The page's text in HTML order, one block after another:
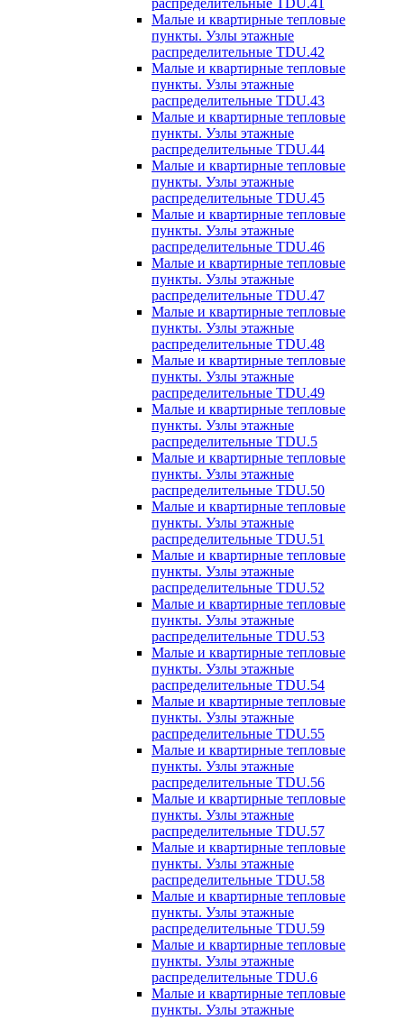
распределительные TDU.41
Малые и квартирные тепловые
пункты. Узлы этажные
распределительные TDU.42
Малые и квартирные тепловые
пункты. Узлы этажные
распределительные TDU.43
Малые и квартирные тепловые
пункты. Узлы этажные
распределительные TDU.44
Малые и квартирные тепловые
пункты. Узлы этажные
распределительные TDU.45
Малые и квартирные тепловые
пункты. Узлы этажные
распределительные TDU.46
Малые и квартирные тепловые
пункты. Узлы этажные
распределительные TDU.47
Малые и квартирные тепловые
пункты. Узлы этажные
распределительные TDU.48
Малые и квартирные тепловые
пункты. Узлы этажные
распределительные TDU.49
Малые и квартирные тепловые
пункты. Узлы этажные
распределительные TDU.5
Малые и квартирные тепловые
пункты. Узлы этажные
распределительные TDU.50
Малые и квартирные тепловые
пункты. Узлы этажные
распределительные TDU.51
Малые и квартирные тепловые
пункты. Узлы этажные
распределительные TDU.52
Малые и квартирные тепловые
пункты. Узлы этажные
распределительные TDU.53
Малые и квартирные тепловые
пункты. Узлы этажные
распределительные TDU.54
Малые и квартирные тепловые
пункты. Узлы этажные
распределительные TDU.55
Малые и квартирные тепловые
пункты. Узлы этажные
распределительные TDU.56
Малые и квартирные тепловые
пункты. Узлы этажные
распределительные TDU.57
Малые и квартирные тепловые
пункты. Узлы этажные
распределительные TDU.58
Малые и квартирные тепловые
пункты. Узлы этажные
распределительные TDU.59
Малые и квартирные тепловые
пункты. Узлы этажные
распределительные TDU.6
Малые и квартирные тепловые
пункты. Узлы этажные